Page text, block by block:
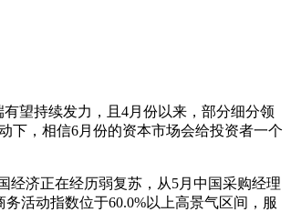
望持续发力，且4月份以来，部分细分领
下，相信6月份的资本市场会给投资者一个
经济正在经历弱复苏，从5月中国采购经理
活动指数位于60.0%以上高景气区间，服